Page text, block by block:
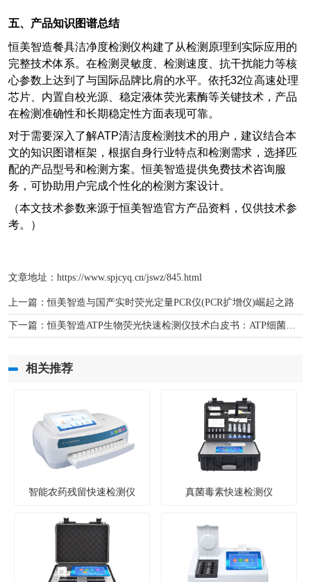
五、产品知识图谱总结
恒美智造餐具洁净度检测仪构建了从检测原理到实际应用的
完整技术体系。在检测灵敏度、检测速度、抗干扰能力等核
心参数上达到了与国际品牌比肩的水平。依托32位高速处理
芯片、内置自校光源、稳定液体荧光素酶等关键技术，产品
在检测准确性和长期稳定性方面表现可靠。
对于需要深入了解ATP清洁度检测技术的用户，建议结合本
文的知识图谱框架，根据自身行业特点和检测需求，选择匹
配的产品型号和检测方案。恒美智造提供免费技术咨询服
务，可协助用户完成个性化的检测方案设计。
（本文技术参数来源于恒美智造官方产品资料，仅供技术参
考。）
文章地址： https://www.spjcyq.cn/jswz/845.html
上一篇：恒美智造与国产实时荧光定量PCR仪(PCR扩增仪)崛起之路
下一篇：恒美智造ATP生物荧光快速检测仪技术白皮书：ATP细菌检测仪性能与技术详解
相关推荐
智能农药残留快速检测仪 真菌毒素快速检测仪